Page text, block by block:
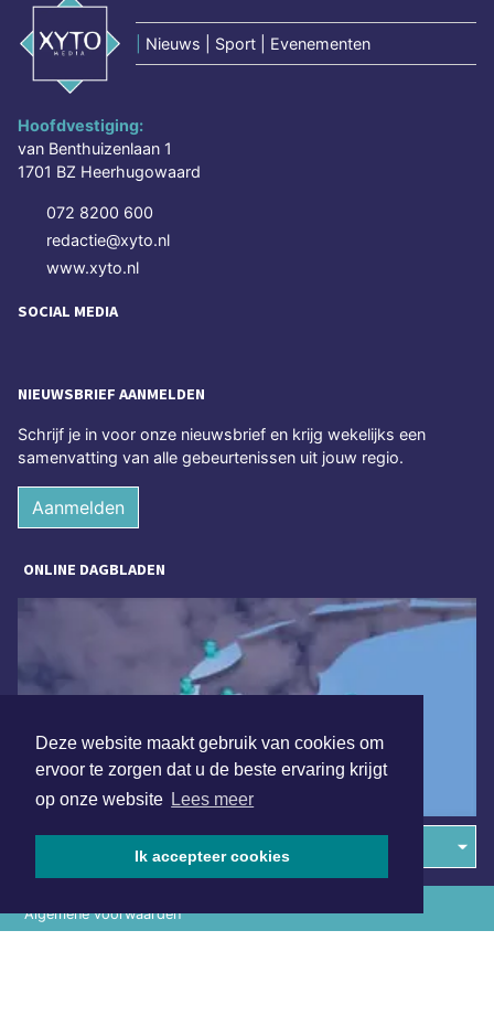
Deze website maakt gebruik van cookies om
ervoor te zorgen dat u de beste ervaring krijgt
op onze website Lees meer
Ik accepteer cookies
Nieuws | Sport | Evenementen
Hoofdvestiging:
van Benthuizenlaan 1
1701 BZ Heerhugowaard
072 8200 600
redactie@xyto.nl
www.xyto.nl
SOCIAL MEDIA
NIEUWSBRIEF AANMELDEN
Schrijf je in voor onze nieuwsbrief en krijg wekelijks een
samenvatting van alle gebeurtenissen uit jouw regio.
Aanmelden
ONLINE DAGBLADEN
Overige dagbladen in de regio
Algemene voorwaarden